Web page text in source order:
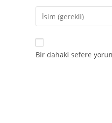
Enter
your
name
or
Bir dahaki sefere